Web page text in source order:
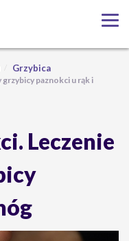
Grzybica
grzybicy paznokci u rąk i
Leczenie